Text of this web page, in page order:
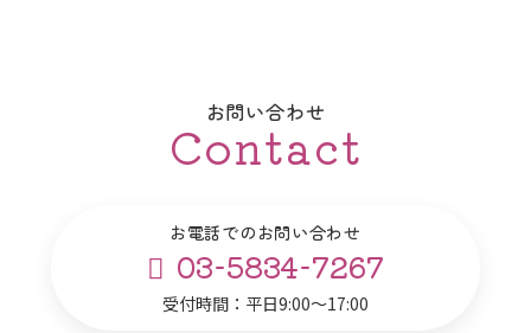
お問い合わせ
Contact
お電話でのお問い合わせ
03-5834-7267
受付時間：平日9:00～17:00